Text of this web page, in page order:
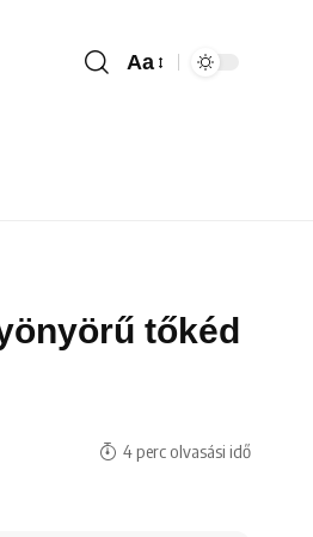
Aa
tőkéd
4 perc olvasási idő